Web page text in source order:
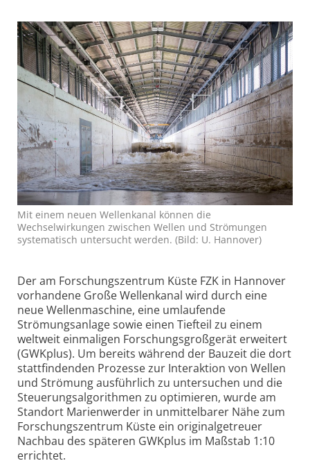
Mit einem neuen Wellenkanal können die
Wechselwirkungen zwischen Wellen und Strömungen
systematisch untersucht werden. (Bild: U. Hannover)
Der am Forschungs­zentrum Küste FZK in Hannover
vorhandene Große Wellenkanal wird durch eine
neue Wellen­maschine, eine umlaufende
Strömungsanlage sowie einen Tiefteil zu einem
weltweit einmaligen Forschungs­großgerät erweitert
(GWKplus). Um bereits während der Bauzeit die dort
stattfindenden Prozesse zur Interaktion von Wellen
und Strömung ausführlich zu untersuchen und die
Steuerungs­algorithmen zu optimieren, wurde am
Standort Marienwerder in unmittel­barer Nähe zum
Forschungs­zentrum Küste ein originalgetreuer
Nachbau des späteren GWKplus im Maßstab 1:10
errichtet.